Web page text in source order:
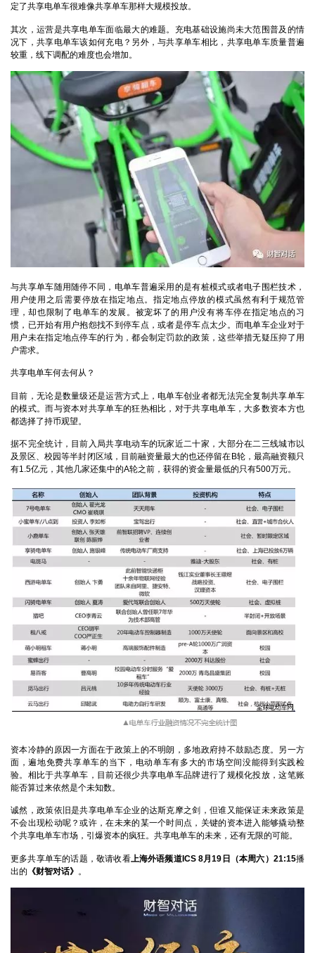
定了共享电单车很难像共享单车那样大规模投放。
其次，运营是共享电单车面临最大的难题。充电基础设施尚未大范围普及的情
况下，共享电单车该如何充电？另外，与共享单车相比，共享电单车质量普遍
较重，线下调配的难度也会增加。
与共享单车随用随停不同，电单车普遍采用的是有桩模式或者电子围栏技术，
用户使用之后需要停放在指定地点。指定地点停放的模式虽然有利于规范管
理，却也限制了电单车的发展。被宠坏了的用户没有将车停在指定地点的习
惯，已开始有用户抱怨找不到停车点，或者是停车点太少。而电单车企业对于
用户未在指定地点停车的行为，都会制定罚款的政策，这些举措无疑压抑了用
户需求。
共享电单车何去何从？
目前，无论是数量级还是运营方式上，电单车创业者都无法完全复制共享单车
的模式。而与资本对共享单车的狂热相比，对于共享电单车，大多数资本方也
都选择了持币观望。
据不完全统计，目前入局共享电动车的玩家近二十家，大部分在二三线城市以
及景区、校园等半封闭区域，目前融资量最大的也还停留在B轮，最高融资额只
有1.5亿元，其他几家还集中的A轮之前，获得的资金量最低的只有500万元。
资本冷静的原因一方面在于政策上的不明朗，多地政府持不鼓励态度。另一方
面，遍地免费共享单车的当下，电动单车有多大的市场空间没能得到实践检
验。相比于共享单车，目前还很少共享电单车品牌进行了规模化投放，这笔账
能否算过来依然是个未知数。
诚然，政策依旧是共享电单车企业的达斯克摩之剑，但谁又能保证未来政策是
不会出现松动呢？或许，在未来的某一个时间点，关键的资本进入能够撬动整
个共享电单车市场，引爆资本的疯狂。共享电单车的未来，还有无限的可能。
更多共享单车的话题，敬请收看上海外语频道ICS8月19日（本周六）21:15播
出的 《财智对话》 。